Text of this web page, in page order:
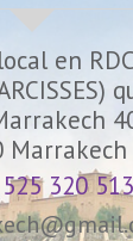
en
Marrakech
320 513